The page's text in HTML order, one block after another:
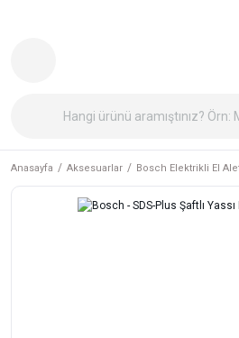
Anasayfa Aksesuarlar Bosch Elektrikli El